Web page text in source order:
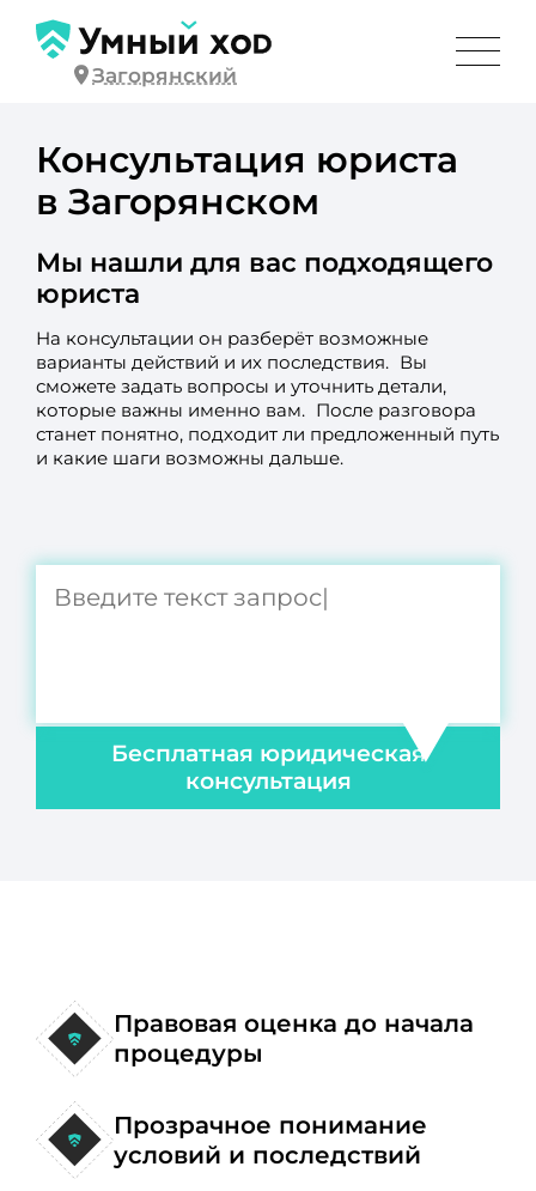
Загорянский
Консультация юриста
в Загорянском
Мы нашли для вас подходящего
юриста
На консультации он разберёт возможные
варианты действий и их последствия. Вы
сможете задать вопросы и уточнить детали,
которые важны именно вам. После разговора
станет понятно, подходит ли предложенный путь
и какие шаги возможны дальше.
Бесплатная юридическая
консультация
Правовая оценка до начала
процедуры
Прозрачное понимание
условий и последствий